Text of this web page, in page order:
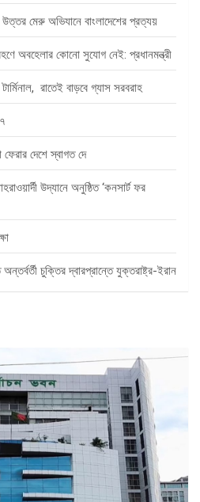
মেরু অভিযানে বাংলাদেশের প্রত্যয়
অবহেলার কোনো সুযোগ নেই: প্রধানমন্ত্রী
রাতেই বাড়বে গ্যাস সরবরাহ
দেশে স্বাগত দে
উদ্যানে অনুষ্ঠিত ‘কনসার্ট ফর
চুক্তির দ্বারপ্রান্তে যুক্তরাষ্ট্র-ইরান